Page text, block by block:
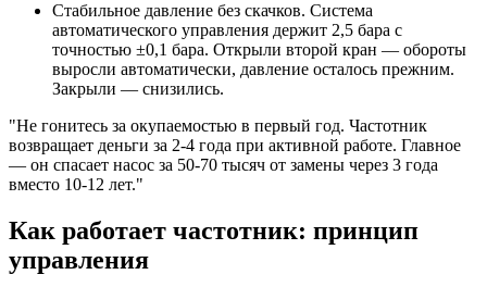
Стабильное давление без скачков. Система
автоматического управления держит 2,5 бара с
точностью ±0,1 бара. Открыли второй кран — обороты
выросли автоматически, давление осталось прежним.
Закрыли — снизились.
"Не гонитесь за окупаемостью в первый год. Частотник
возвращает деньги за 2-4 года при активной работе. Главное
— он спасает насос за 50-70 тысяч от замены через 3 года
вместо 10-12 лет."
Как работает частотник: принцип
управления